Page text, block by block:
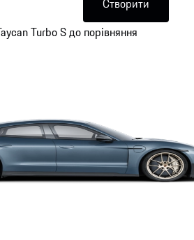
Створити
Turbo S до порівняння